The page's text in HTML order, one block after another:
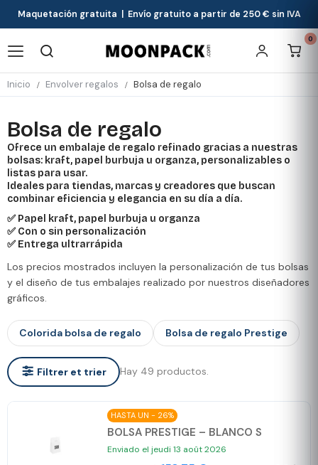
Maquetación gratuita | Envío gratuito a partir de 250 € sin IVA
0
Inicio Envolver regalos Bolsa de regalo
Bolsa de regalo
Ofrece un embalaje de regalo refinado gracias a nuestras
bolsas: kraft, papel burbuja u organza, personalizables o
listas para usar.
Ideales para tiendas, marcas y creadores que buscan
combinar eficiencia y elegancia en su día a día.
✅ Papel kraft, papel burbuja u organza
✅ Con o sin personalización
✅ Entrega ultrarrápida
Los precios mostrados incluyen la personalización de tus bolsas
y el diseño de tus embalajes realizado por nuestros diseñadores
gráficos.
Colorida bolsa de regalo Bolsa de regalo Prestige
Filtrer et trier Hay 49 productos.
HASTA UN - 26%
BOLSA PRESTIGE – BLANCO S
Enviado el jeudi 13 août 2026